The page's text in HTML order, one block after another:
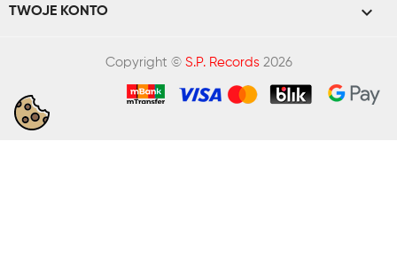
TWOJE KONTO 
Copyright © S.P. Records2026